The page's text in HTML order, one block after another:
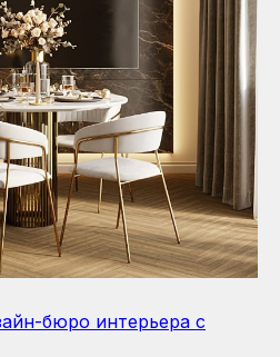
бюро интерьера с